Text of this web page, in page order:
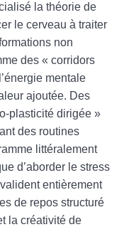
la théorie de
le cerveau à traiter
non
des « corridors
mentale
ajoutée. Des
plasticité dirigée »
des routines
littéralement
d’aborder le stress
entièrement
de repos structuré
la créativité de